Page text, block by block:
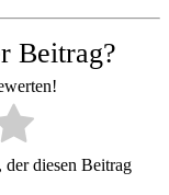
Beitrag?
diesen Beitrag